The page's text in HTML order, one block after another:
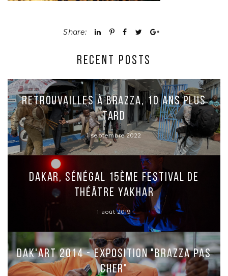
Share:
RECENT POSTS
Retrouvailles à Brazza, 10 ans plus
tard
1 septembre 2022
Dakar, Sénégal 15ème Festival de
Théâtre Yakhar
1 août 2019
Dak'art 2014 - Exposition "Brazza pas
cher"